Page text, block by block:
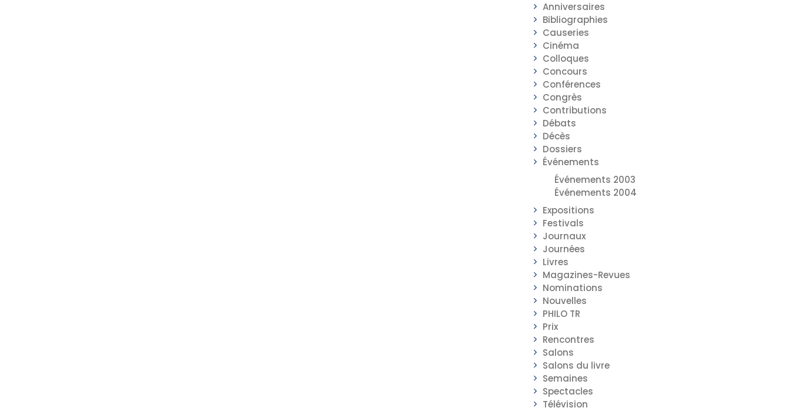
Anniversaires
Bibliographies
Causeries
Cinéma
Colloques
Concours
Conférences
Congrès
Contributions
Débats
Décès
Dossiers
Événements
Événements 2003
Événements 2004
Expositions
Festivals
Journaux
Journées
Livres
Magazines-Revues
Nominations
Nouvelles
PHILO TR
Prix
Rencontres
Salons
Salons du livre
Semaines
Spectacles
Télévision